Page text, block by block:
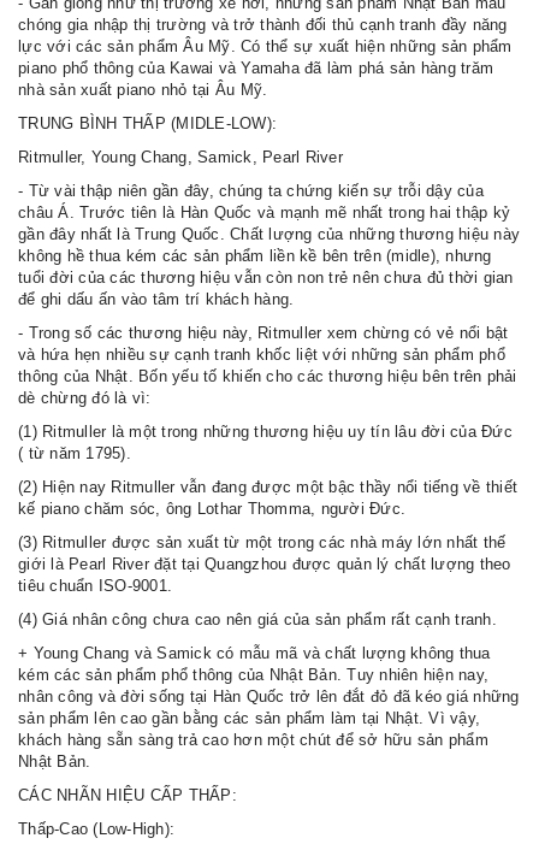
chóng gia nhập thị trường và trở thành đối thủ cạnh tranh đầy năng
lực với các sản phẩm Âu Mỹ. Có thể sự xuất hiện những sản phẩm
piano phổ thông của Kawai và Yamaha đã làm phá sản hàng trăm
nhà sản xuất piano nhỏ tại Âu Mỹ.
TRUNG BÌNH THẤP (MIDLE-LOW):
Ritmuller, Young Chang, Samick, Pearl River
- Từ vài thập niên gần đây, chúng ta chứng kiến sự trỗi dậy của
châu Á. Trước tiên là Hàn Quốc và mạnh mẽ nhất trong hai thập kỷ
gần đây nhất là Trung Quốc. Chất lượng của những thương hiệu này
không hề thua kém các sản phẩm liền kề bên trên (midle), nhưng
tuổi đời của các thương hiệu vẫn còn non trẻ nên chưa đủ thời gian
để ghi dấu ấn vào tâm trí khách hàng.
- Trong số các thương hiệu này, Ritmuller xem chừng có vẻ nổi bật
và hứa hẹn nhiều sự cạnh tranh khốc liệt với những sản phẩm phổ
thông của Nhật. Bốn yếu tố khiến cho các thương hiệu bên trên phải
dè chừng đó là vì:
(1) Ritmuller là một trong những thương hiệu uy tín lâu đời của Đức
( từ năm 1795).
(2) Hiện nay Ritmuller vẫn đang được một bậc thầy nổi tiếng về thiết
kế piano chăm sóc, ông Lothar Thomma, người Đức.
(3) Ritmuller được sản xuất từ một trong các nhà máy lớn nhất thế
giới là Pearl River đặt tại Quangzhou được quản lý chất lượng theo
tiêu chuẩn ISO-9001.
(4) Giá nhân công chưa cao nên giá của sản phẩm rất cạnh tranh.
+ Young Chang và Samick có mẫu mã và chất lượng không thua
kém các sản phẩm phổ thông của Nhật Bản. Tuy nhiên hiện nay,
nhân công và đời sống tại Hàn Quốc trở lên đắt đỏ đã kéo giá những
sản phẩm lên cao gần bằng các sản phẩm làm tại Nhật. Vì vậy,
khách hàng sẵn sàng trả cao hơn một chút để sở hữu sản phẩm
Nhật Bản.
CÁC NHÃN HIỆU CẤP THẤP:
Thấp-Cao (Low-High):